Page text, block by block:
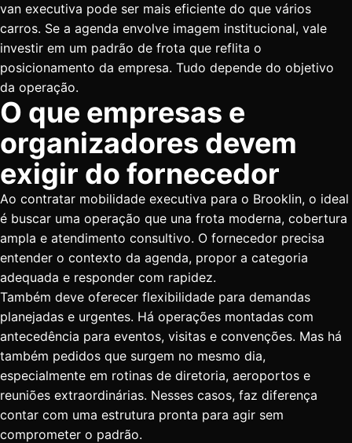
van executiva pode ser mais eficiente do que vários
carros. Se a agenda envolve imagem institucional, vale
investir em um padrão de frota que reflita o
posicionamento da empresa. Tudo depende do objetivo
da operação.
O que empresas e
organizadores devem
exigir do fornecedor
Ao contratar mobilidade executiva para o Brooklin, o ideal
é buscar uma operação que una frota moderna, cobertura
ampla e atendimento consultivo. O fornecedor precisa
entender o contexto da agenda, propor a categoria
adequada e responder com rapidez.
Também deve oferecer flexibilidade para demandas
planejadas e urgentes. Há operações montadas com
antecedência para eventos, visitas e convenções. Mas há
também pedidos que surgem no mesmo dia,
especialmente em rotinas de diretoria, aeroportos e
reuniões extraordinárias. Nesses casos, faz diferença
contar com uma estrutura pronta para agir sem
comprometer o padrão.